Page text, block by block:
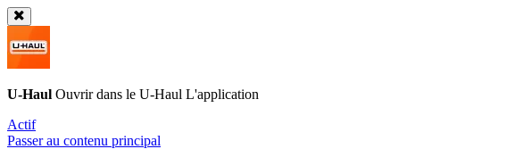
U-Haul Ouvrir dans le U-Haul L'application
Actif
Passer au contenu principal